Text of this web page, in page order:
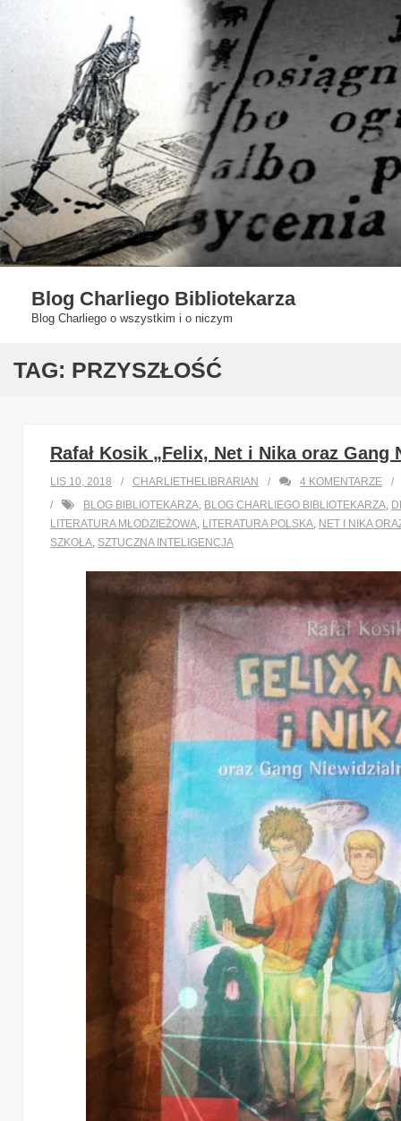
Blog Charliego Bibliotekarza
Blog Charliego o wszystkim i o niczym
TAG: PRZYSZŁOŚĆ
Rafał Kosik „Felix, Net i Nika oraz
LIS 10, 2018 CHARLIETHELIBRARIAN 4 KOMENTARZE
BLOG BIBLIOTEKARZA, BLOG CHARLIEGO BIBLIOTEKARZA,
LITERATURA MŁODZIEŻOWA, LITERATURA POLSKA, NET I NIKA
SZKOŁA, SZTUCZNA INTELIGENCJA